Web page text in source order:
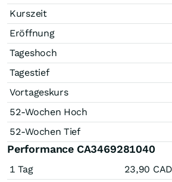
Kurszeit
Eröffnung
Tageshoch
Tagestief
Vortageskurs
52-Wochen Hoch
52-Wochen Tief
Performance CA3469281040
1 Tag 23,90 CAD